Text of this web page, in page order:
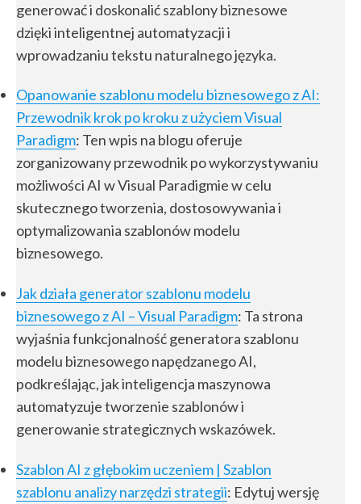
generować i doskonalić szablony biznesowe
dzięki inteligentnej automatyzacji i
wprowadzaniu tekstu naturalnego języka.
Opanowanie szablonu modelu biznesowego z AI:
Przewodnik krok po kroku z użyciem Visual
Paradigm: Ten wpis na blogu oferuje
zorganizowany przewodnik po wykorzystywaniu
możliwości AI w Visual Paradigmie w celu
skutecznego tworzenia, dostosowywania i
optymalizowania szablonów modelu
biznesowego.
Jak działa generator szablonu modelu
biznesowego z AI – Visual Paradigm: Ta strona
wyjaśnia funkcjonalność generatora szablonu
modelu biznesowego napędzanego AI,
podkreślając, jak inteligencja maszynowa
automatyzuje tworzenie szablonów i
generowanie strategicznych wskazówek.
Szablon AI z głębokim uczeniem | Szablon
szablonu analizy narzędzi strategii: Edytuj wersję